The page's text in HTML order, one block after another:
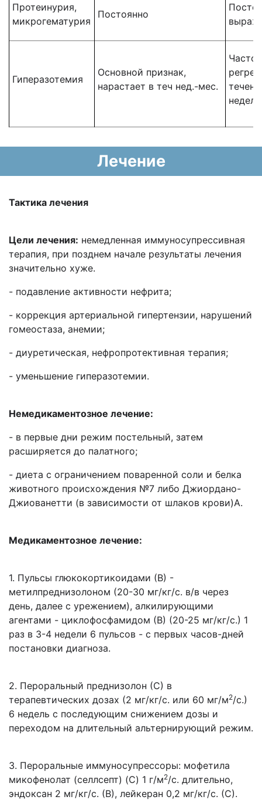
Протеинурия,
микрогематурия
Постоянно
Гиперазотемия
Основной признак,
нарастает в теч нед.-мес.
Часто,
недель
Лечение
Тактика лечения
Цели лечения: немедленная иммуносупрессивная
терапия, при позднем начале результаты лечения
значительно хуже.
- подавление активности нефрита;
- коррекция артериальной гипертензии, нарушений
гомеостаза, анемии;
- диуретическая, нефропротективная терапия;
- уменьшение гиперазотемии.
Немедикаментозное лечение:
- в первые дни режим постельный, затем
расширяется до палатного;
- диета с ограничением поваренной соли и белка
животного происхождения №7 либо Джиордано-
Джиованетти (в зависимости от шлаков крови)А.
Медикаментозное лечение:
1. Пульсы глюкокортикоидами (В) -
метилпреднизолоном (20-30 мг/кг/с. в/в через
день, далее с урежением), алкилирующими
агентами - циклофосфамидом (В) (20-25 мг/кг/с.) 1
раз в 3-4 недели 6 пульсов - с первых часов-дней
постановки диагноза.
2. Пероральный преднизолон (С) в
терапевтических дозах (2 мг/кг/с. или 60 мг/м2/с.)
6 недель с последующим снижением дозы и
переходом на длительный альтернирующий режим.
3. Пероральные иммуносупрессоры: мофетила
микофенолат (селлсепт) (С) 1 г/м2/с. длительно,
эндоксан 2 мг/кг/с. (В), лейкеран 0,2 мг/кг/с. (С).